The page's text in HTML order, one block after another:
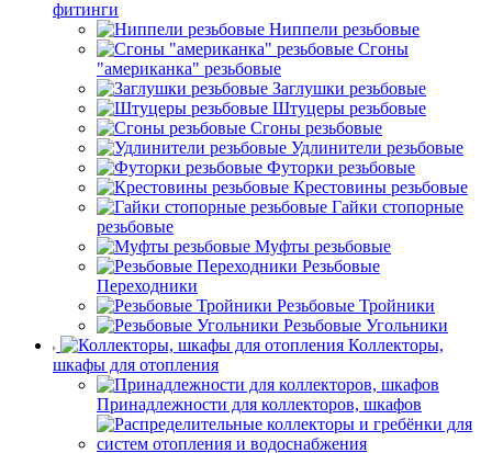
фитинги
Ниппели резьбовые
Сгоны
"американка" резьбовые
Заглушки резьбовые
Штуцеры резьбовые
Сгоны резьбовые
Удлинители резьбовые
Футорки резьбовые
Крестовины резьбовые
Гайки стопорные
резьбовые
Муфты резьбовые
Резьбовые
Переходники
Резьбовые Тройники
Резьбовые Угольники
Коллекторы,
шкафы для отопления
Принадлежности для коллекторов, шкафов